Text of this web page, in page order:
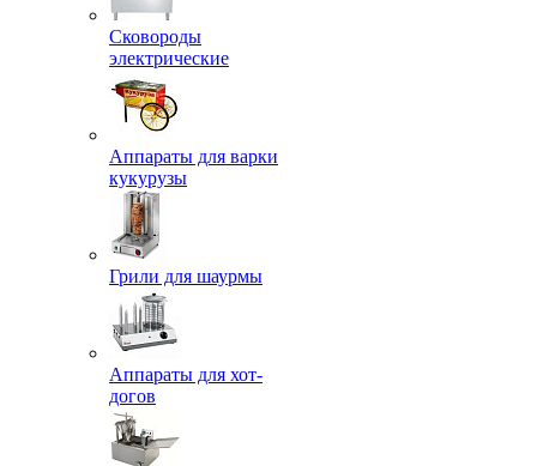
Сковороды
электрические
Аппараты для варки
кукурузы
Грили для шаурмы
Аппараты для хот-
догов